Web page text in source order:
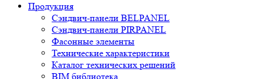
Продукция
Сэндвич-панели BELPANEL
Сэндвич-панели PIRPANEL
Фасонные элементы
Технические характеристики
Каталог технических решений
BIM библиотека